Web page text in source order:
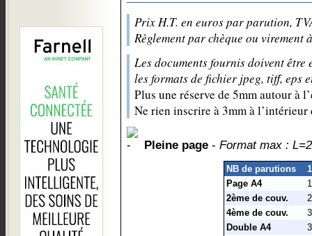
Prix H.T. en euros par parution,
Règlement par chèque ou virement
Les documents fournis doivent être
les formats de fichier jpeg, tiff, eps
Plus une réserve de 5mm autour à
Ne rien inscrire à 3mm à l’intérieur
Pleine page - Format max :
NB de parutions
1
Page A4
2ème de couv.
4ème de couv.
Double A4